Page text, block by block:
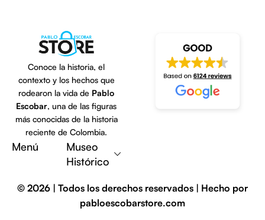
Conoce la historia, el
contexto y los hechos que
rodearon la vida de Pablo
Escobar, una de las figuras
más conocidas de la historia
reciente de Colombia.
Menú
Museo
Histórico
© 2026 | Todos los derechos reservados | Hecho por
pabloescobarstore.com